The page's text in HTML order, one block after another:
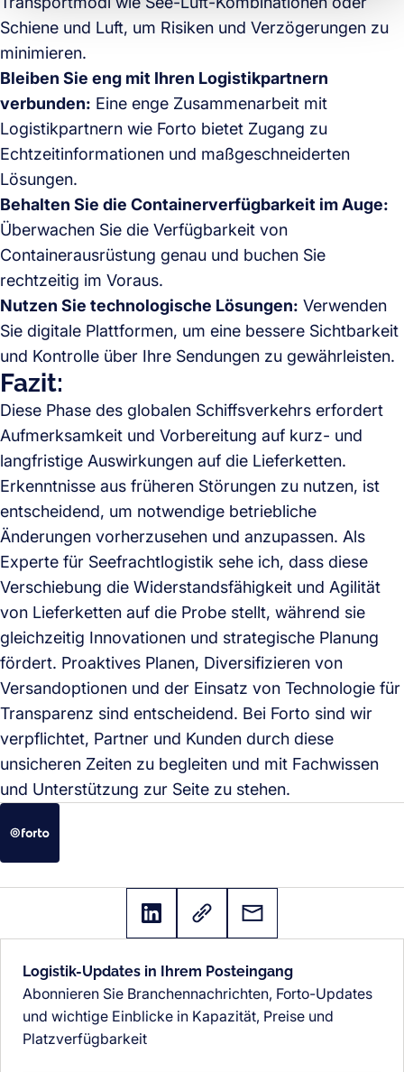
Schiene und Luft, um Risiken und Verzögerungen zu
minimieren.
Bleiben Sie eng mit Ihren Logistikpartnern
verbunden: Eine enge Zusammenarbeit mit
Logistikpartnern wie Forto bietet Zugang zu
Echtzeitinformationen und maßgeschneiderten
Lösungen.
Behalten Sie die Containerverfügbarkeit im Auge:
Überwachen Sie die Verfügbarkeit von
Containerausrüstung genau und buchen Sie
rechtzeitig im Voraus.
Nutzen Sie technologische Lösungen: Verwenden
Sie digitale Plattformen, um eine bessere Sichtbarkeit
und Kontrolle über Ihre Sendungen zu gewährleisten.
Fazit:
Diese Phase des globalen Schiffsverkehrs erfordert
Aufmerksamkeit und Vorbereitung auf kurz- und
langfristige Auswirkungen auf die Lieferketten.
Erkenntnisse aus früheren Störungen zu nutzen, ist
entscheidend, um notwendige betriebliche
Änderungen vorherzusehen und anzupassen. Als
Experte für Seefrachtlogistik sehe ich, dass diese
Verschiebung die Widerstandsfähigkeit und Agilität
von Lieferketten auf die Probe stellt, während sie
gleichzeitig Innovationen und strategische Planung
fördert. Proaktives Planen, Diversifizieren von
Versandoptionen und der Einsatz von Technologie für
Transparenz sind entscheidend. Bei Forto sind wir
verpflichtet, Partner und Kunden durch diese
unsicheren Zeiten zu begleiten und mit Fachwissen
und Unterstützung zur Seite zu stehen.
Logistik-Updates in Ihrem Posteingang
Abonnieren Sie Branchennachrichten, Forto-Updates
und wichtige Einblicke in Kapazität, Preise und
Platzverfügbarkeit